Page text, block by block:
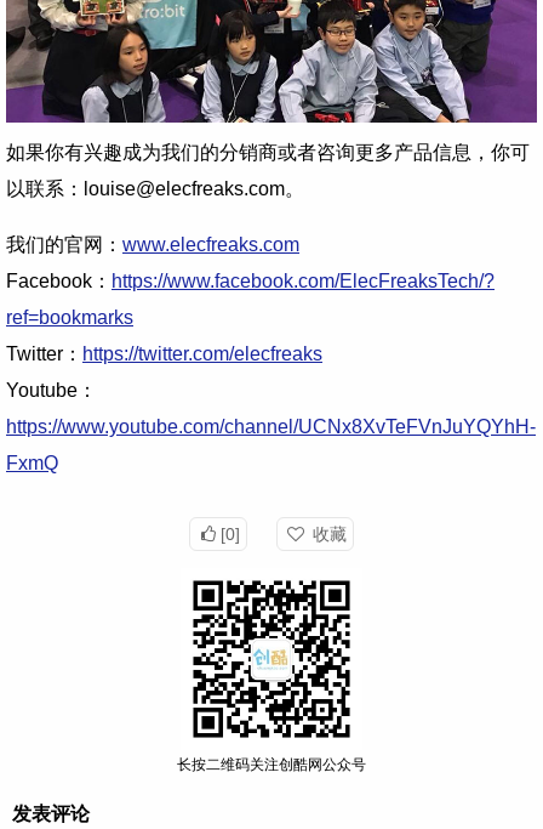
如果你有兴趣成为我们的分销商或者咨询更多产品信息，你可
以联系：louise@elecfreaks.com。
我们的官网： www.elecfreaks.com
Facebook： https://www.facebook.com/ElecFreaksTech/?
ref=bookmarks
Twitter： https://twitter.com/elecfreaks
Youtube：
https://www.youtube.com/channel/UCNx8XvTeFVnJuYQYhH-
FxmQ
[0] 收藏
长按二维码关注创酷网公众号
发表评论